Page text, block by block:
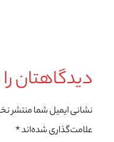
دیدگاهتان
نشانی ایمیل شما منتشر
علامت‌گذاری شده‌اند*